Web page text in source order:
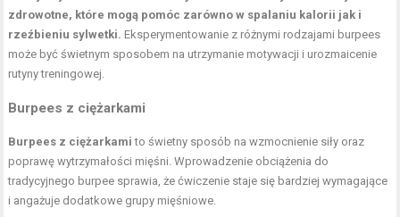
zdrowotne, które mogą pomóc zarówno w spalaniu kalorii jak i
rzeźbieniu sylwetki. Eksperymentowanie z różnymi rodzajami burpees
może być świetnym sposobem na utrzymanie motywacji i urozmaicenie
rutyny treningowej.
Burpees z ciężarkami
Burpees z ciężarkami to świetny sposób na wzmocnienie siły oraz
poprawę wytrzymałości mięśni. Wprowadzenie obciążenia do
tradycyjnego burpee sprawia, że ćwiczenie staje się bardziej wymagające
i angażuje dodatkowe grupy mięśniowe.